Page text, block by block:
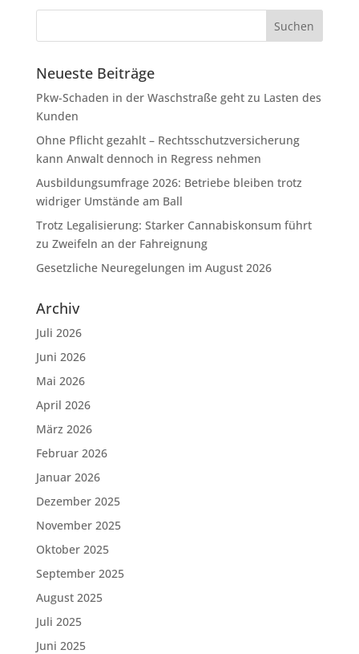
Neueste Beiträge
Pkw-Schaden in der Waschstraße geht zu Lasten des
Kunden
Ohne Pflicht gezahlt – Rechtsschutzversicherung
kann Anwalt dennoch in Regress nehmen
Ausbildungsumfrage 2026: Betriebe bleiben trotz
widriger Umstände am Ball
Trotz Legalisierung: Starker Cannabiskonsum führt
zu Zweifeln an der Fahreignung
Gesetzliche Neuregelungen im August 2026
Archiv
Juli 2026
Juni 2026
Mai 2026
April 2026
März 2026
Februar 2026
Januar 2026
Dezember 2025
November 2025
Oktober 2025
September 2025
August 2025
Juli 2025
Juni 2025